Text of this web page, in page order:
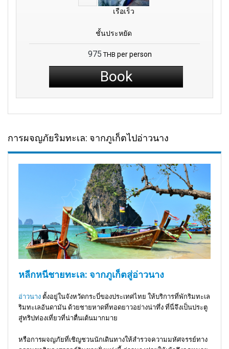
เรือเร็ว
ชั้นประหยัด
975 THB per person
Book
การผจญภัยริมทะเล: จากภูเก็ตไปอ่าวนาง
หลีกหนีชายทะเล: จากภูเก็ตสู่อ่าวนาง
อ่าวนาง ตั้งอยู่ในจังหวัดกระบี่ของประเทศไทย ให้บริการที่พักริมทะเล
ริมทะเลอันดามัน ด้วยชายหาดที่ทอดยาวอย่างน่าทึ่ง ที่นี่จึงเป็นประตู
สู่ทริปท่องเที่ยวที่น่าตื่นเต้นมากมาย
หรือการผจญภัยที่เชิญชวนนักเดินทางให้สำรวจความมหัศจรรย์ทาง